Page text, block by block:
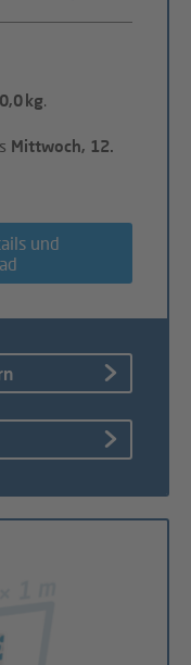
0,0 kg.
Mittwoch, 12.
und